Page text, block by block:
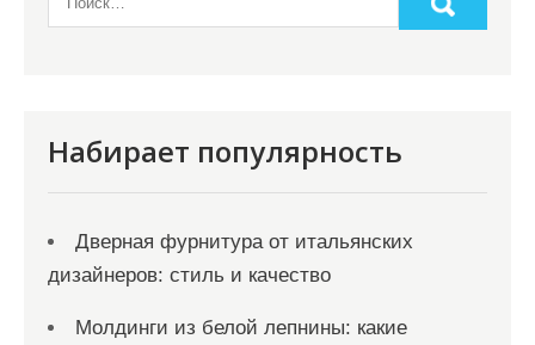
Набирает популярность
Дверная фурнитура от итальянских
дизайнеров: стиль и качество
Молдинги из белой лепнины: какие